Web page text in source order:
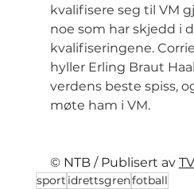
kvalifisere seg til VM
noe som har skjedd i
kvalifiseringene.
hyller Erling Braut
verdens beste spiss,
møte ham i VM.
© NTB / Publisert av
sport idrettsgrenfotball